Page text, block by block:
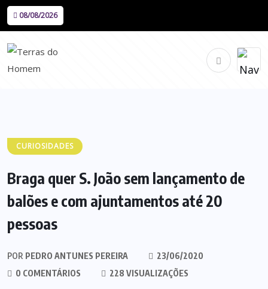
08/08/2026
CURIOSIDADES
Braga quer S. João sem lançamento de
balões e com ajuntamentos até 20
pessoas
POR PEDRO ANTUNES PEREIRA
23/06/2020
0 COMENTÁRIOS
228 VISUALIZAÇÕES